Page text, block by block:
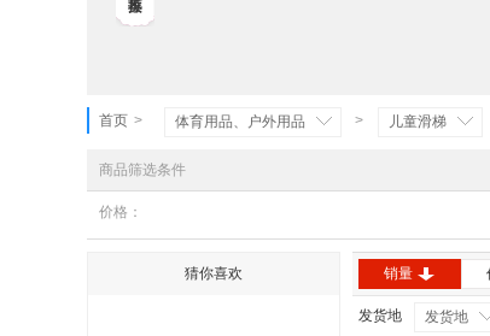
首页 > 体育用品、户外用品 > 儿童滑梯
商品筛选条件
价格：
猜你喜欢 销量
发货地 发货地